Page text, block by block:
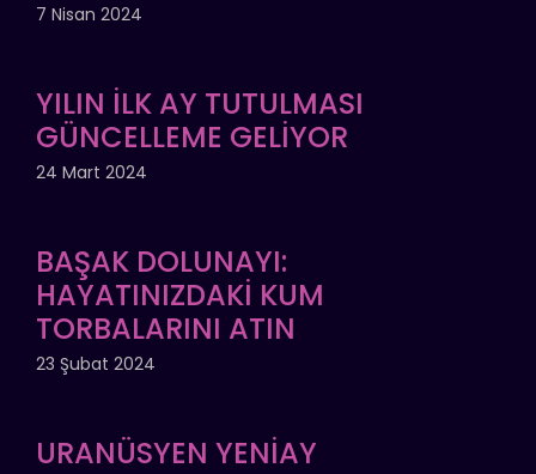
7 Nisan 2024
YILIN İLK AY TUTULMASI
GÜNCELLEME GELİYOR
24 Mart 2024
BAŞAK DOLUNAYI:
HAYATINIZDAKİ KUM
TORBALARINI ATIN
23 Şubat 2024
URANÜSYEN YENİAY